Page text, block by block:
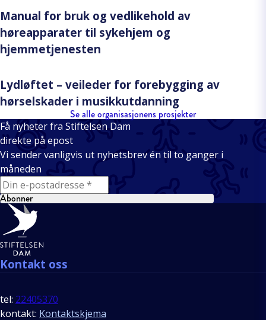
Manual for bruk og vedlikehold av
høreapparater til sykehjem og
hjemmetjenesten
Lydløftet – veileder for forebygging av
hørselskader i musikkutdanning
Se alle organisasjonens prosjekter
Få nyheter fra Stiftelsen Dam
direkte på epost
Vi sender vanligvis ut nyhetsbrev én til to ganger i
måneden
E-mail
Abonner
Bunntekst
Kontakt oss
tel: 22405370
kontakt: Kontaktskjema